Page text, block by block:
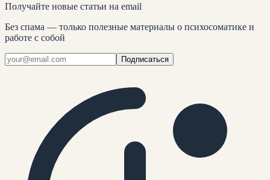
Получайте новые статьи на email
Без спама — только полезные материалы о психосоматике и
работе с собой
Подписаться